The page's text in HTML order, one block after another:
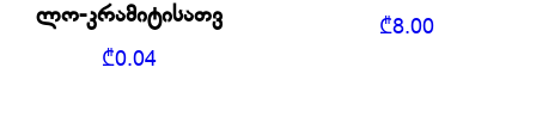
ლო-კრამიტისათვ
₾0.04
₾8.00